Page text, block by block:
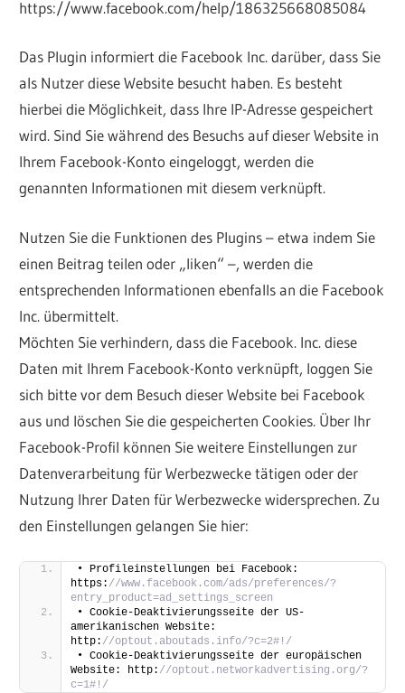
https://www.facebook.com/help/186325668085084
Das Plugin informiert die Facebook Inc. darüber, dass Sie
als Nutzer diese Website besucht haben. Es besteht
hierbei die Möglichkeit, dass Ihre IP-Adresse gespeichert
wird. Sind Sie während des Besuchs auf dieser Website in
Ihrem Facebook-Konto eingeloggt, werden die
genannten Informationen mit diesem verknüpft.
Nutzen Sie die Funktionen des Plugins – etwa indem Sie
einen Beitrag teilen oder „liken“ –, werden die
entsprechenden Informationen ebenfalls an die Facebook
Inc. übermittelt.
Möchten Sie verhindern, dass die Facebook. Inc. diese
Daten mit Ihrem Facebook-Konto verknüpft, loggen Sie
sich bitte vor dem Besuch dieser Website bei Facebook
aus und löschen Sie die gespeicherten Cookies. Über Ihr
Facebook-Profil können Sie weitere Einstellungen zur
Datenverarbeitung für Werbezwecke tätigen oder der
Nutzung Ihrer Daten für Werbezwecke widersprechen. Zu
den Einstellungen gelangen Sie hier:
• Profileinstellungen bei Facebook:
https: //www.facebook.com/ads/preferences/?
entry_product=ad_settings_screen
• Cookie-Deaktivierungsseite der US-
amerikanischen Website:
http: //optout.aboutads.info/?c=2#!/
• Cookie-Deaktivierungsseite der europäischen
Website: http: //optout.networkadvertising.org/?
c=1#!/